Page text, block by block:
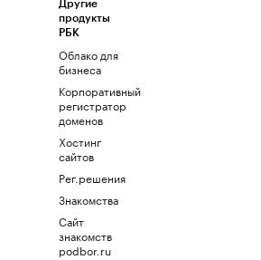
Другие
продукты
РБК
Облако для
бизнеса
Корпоративный
регистратор
доменов
Хостинг
сайтов
Рег.решения
Знакомства
Сайт
знакомств
podbor.ru